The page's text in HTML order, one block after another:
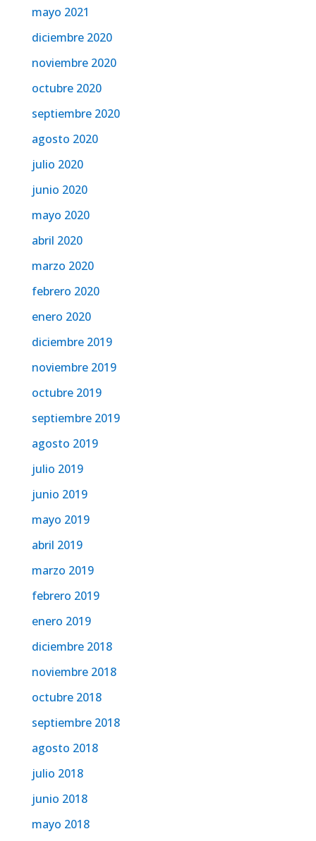
mayo 2021
diciembre 2020
noviembre 2020
octubre 2020
septiembre 2020
agosto 2020
julio 2020
junio 2020
mayo 2020
abril 2020
marzo 2020
febrero 2020
enero 2020
diciembre 2019
noviembre 2019
octubre 2019
septiembre 2019
agosto 2019
julio 2019
junio 2019
mayo 2019
abril 2019
marzo 2019
febrero 2019
enero 2019
diciembre 2018
noviembre 2018
octubre 2018
septiembre 2018
agosto 2018
julio 2018
junio 2018
mayo 2018